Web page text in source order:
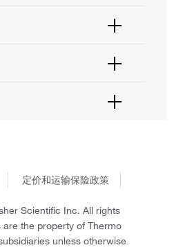
定价和运输保险政策
Scientific Inc. All rights
the property of Thermo
unless otherwise